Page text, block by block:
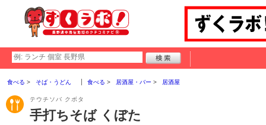
食べる そば・うどん 食べる 居酒屋・バー 居酒屋
テウチソバ クボタ
手打ちそば くぼた